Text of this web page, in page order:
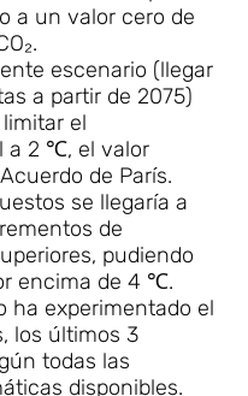
a un valor cero de
escenario (llegar
a partir de 2075)
el
a 2 ℃, el valor
de París.
se llegaría a
de
pudiendo
encima de 4 ℃.
ha experimentado el
los últimos 3
todas las
disponibles.